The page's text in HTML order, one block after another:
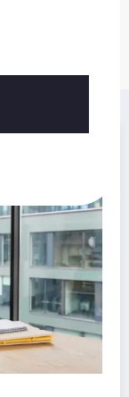
Empresa